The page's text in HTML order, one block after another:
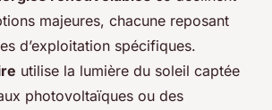
majeures, chacune reposant
d’exploitation spécifiques.
utilise la lumière du soleil captée
photovoltaïques ou des